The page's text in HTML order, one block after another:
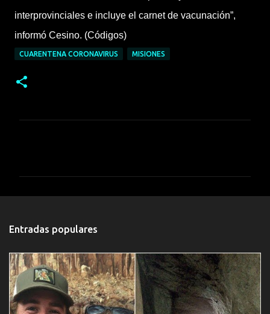
interprovinciales e incluye el carnet de vacunación”,
informó Cesino. (Códigos)
CUARENTENA CORONAVIRUS MISIONES
t
r
i
o
s
Entradas populares